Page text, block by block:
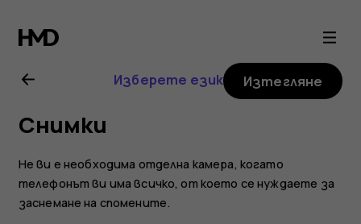
Ръководство
на
потребителя
за
Nokia
Изберете език Изтегляне
Снимки
Не ви е необходима отделна камера, когато
телефонът ви има всичко, от което се нуждаете за
заснемане на спомените.